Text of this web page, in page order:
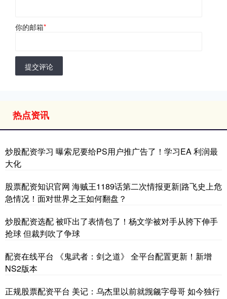
你的邮箱*
提交评论
热点资讯
炒股配资学习 曝索尼要给PS用户推广告了！学习EA 利润最
大化
股票配资知识官网 海贼王1189话第二次情报更新|路飞史上危
急情况！面对世界之王如何翻盘？
炒股配资选配 被吓出了表情包了！杨文学被对手从胯下伸手
抢球 但裁判吹了争球
配资在线平台 《鬼武者：剑之道》 全平台配置更新！新增
NS2版本
正规股票配资平台 美记：乌杰里以前就觊觎字母哥 如今独行